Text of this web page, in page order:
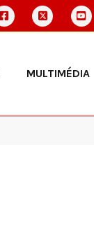
MULTIMÉDIA